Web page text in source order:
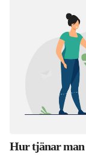
Hur tjänar man